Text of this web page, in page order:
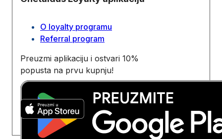
O loyalty programu
Referral program
Preuzmi aplikaciju i ostvari 10%
popusta na prvu kupnju!